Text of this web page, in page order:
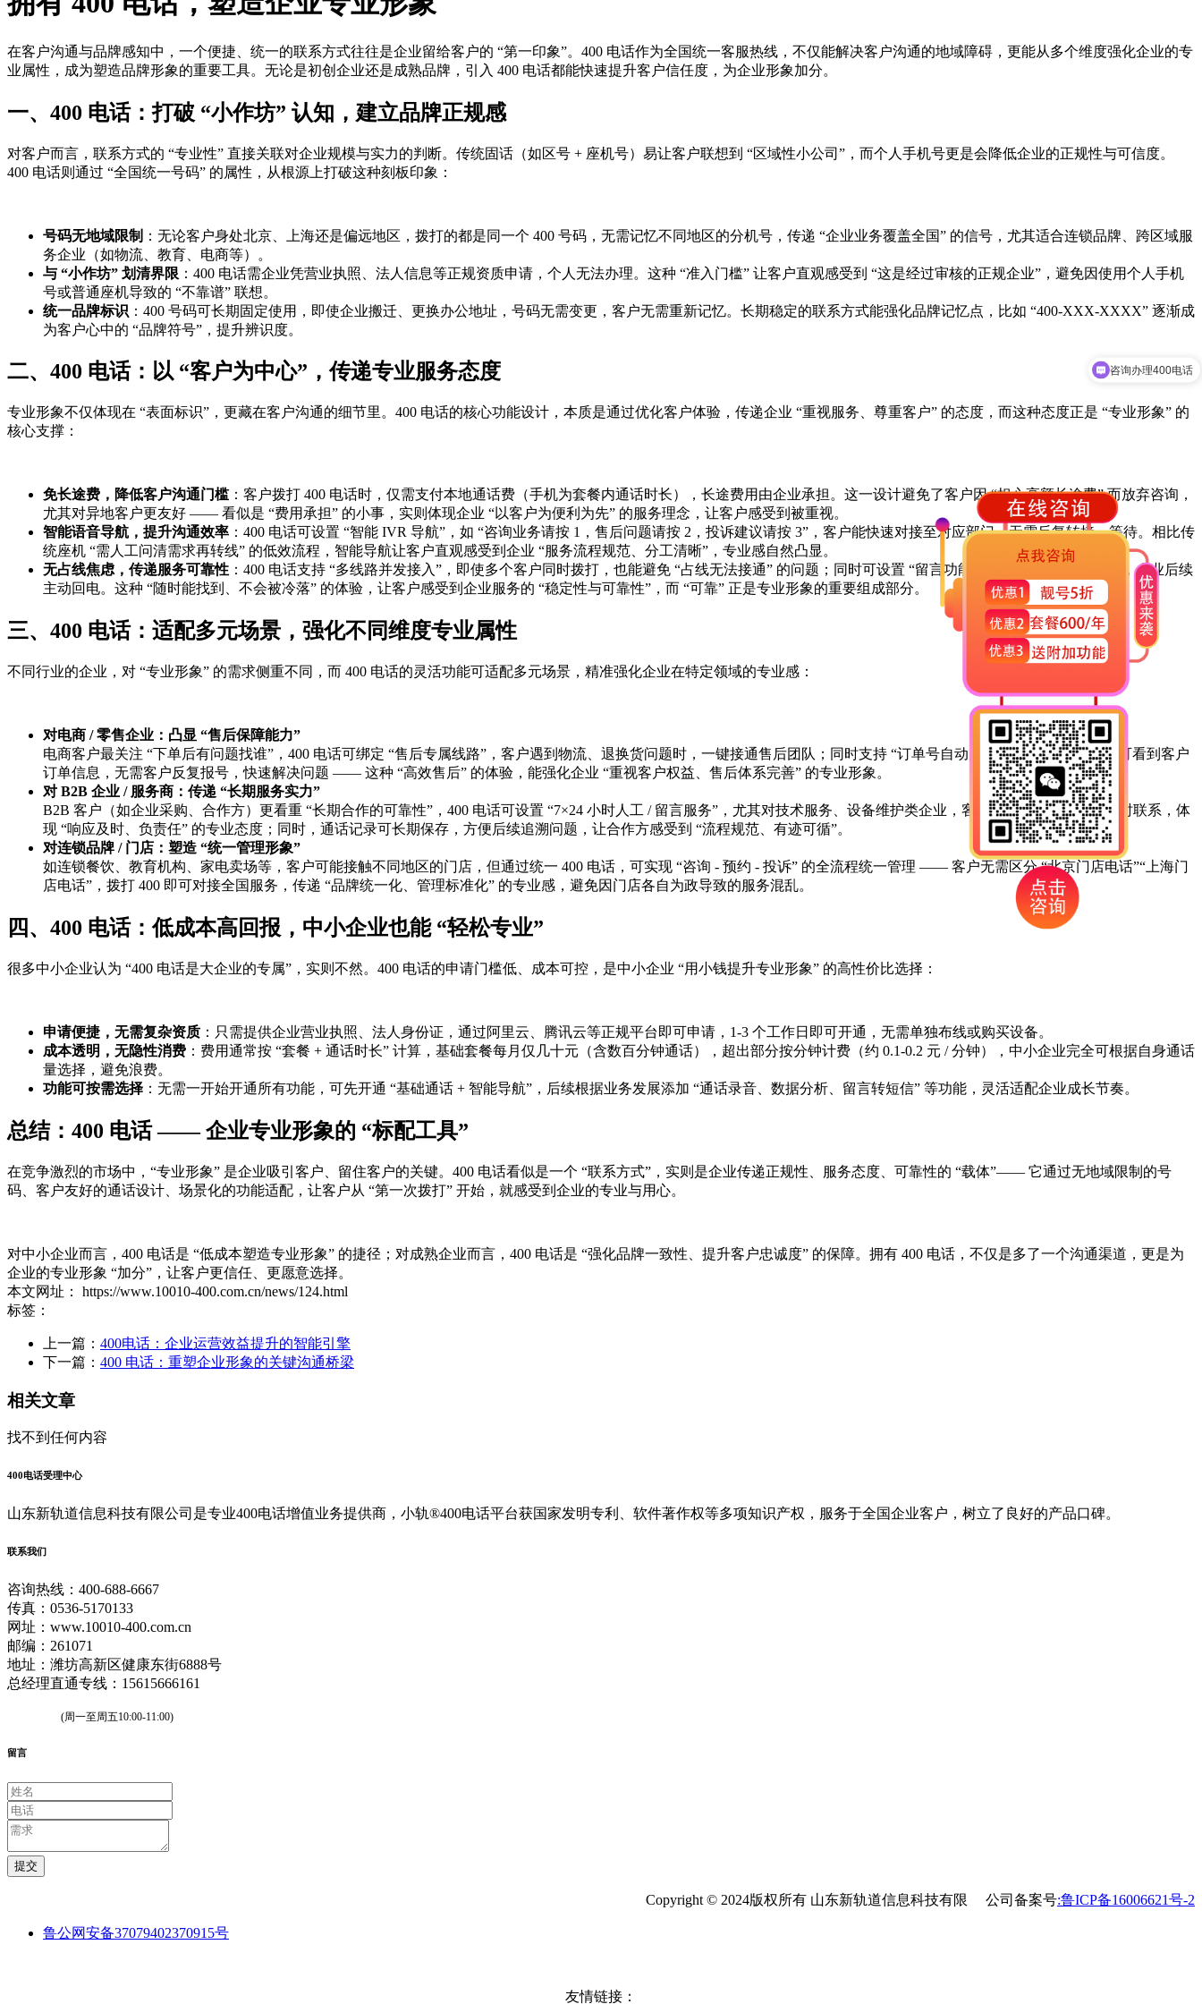
在客户沟通与品牌感知中，一个便捷、统一的联系方式往往是企业留给客户的 “第一印象”。400 电话作为全国统一客服热线，不仅能解决客户沟通的地域障碍，更能从多个维度强化企业的专
业属性，成为塑造品牌形象的重要工具。无论是初创企业还是成熟品牌，引入 400 电话都能快速提升客户信任度，为企业形象加分。
一、400 电话：打破 “小作坊” 认知，建立品牌正规感
对客户而言，联系方式的 “专业性” 直接关联对企业规模与实力的判断。传统固话（如区号 + 座机号）易让客户联想到 “区域性小公司”，而个人手机号更是会降低企业的正规性与可信度。
400 电话则通过 “全国统一号码” 的属性，从根源上打破这种刻板印象：
号码无地域限制 ：无论客户身处北京、上海还是偏远地区，拨打的都是同一个 400 号码，无需记忆不同地区的分机号，传递 “企业业务覆盖全国” 的信号，尤其适合连锁品牌、跨区域服
务企业（如物流、教育、电商等）。
与 “小作坊” 划清界限 ：400 电话需企业凭营业执照、法人信息等正规资质申请，个人无法办理。这种 “准入门槛” 让客户直观感受到 “这是经过审核的正规企业”，避免因使用个人手机
号或普通座机导致的 “不靠谱” 联想。
统一品牌标识 ：400 号码可长期固定使用，即使企业搬迁、更换办公地址，号码无需变更，客户无需重新记忆。长期稳定的联系方式能强化品牌记忆点，比如 “400-XXX-XXXX” 逐渐成
为客户心中的 “品牌符号”，提升辨识度。
二、400 电话：以 “客户为中心”，传递专业服务态度
专业形象不仅体现在 “表面标识”，更藏在客户沟通的细节里。400 电话的核心功能设计，本质是通过优化客户体验，传递企业 “重视服务、尊重客户” 的态度，而这种态度正是 “专业形象” 的
核心支撑：
免长途费，降低客户沟通门槛：客户拨打 400 电话时，仅需支付本地通话费（手机为套餐内通话时长），长途费用由企业承担。这一设计避免了客户因 “担心高额长途费” 而放弃咨询，
尤其对异地客户更友好 —— 看似是 “费用承担” 的小事，实则体现企业 “以客户为便利为先” 的服务理念，让客户感受到被重视。
智能语音导航，提升沟通效率 ：400 电话可设置 “智能 IVR 导航”，如 “咨询业务请按 1，售后问题请按 2，投诉建议请按 3”，客户能快速对接至对应部门，无需反复转接、等待。相比传
统座机 “需人工问清需求再转线” 的低效流程，智能导航让客户直观感受到企业 “服务流程规范、分工清晰”，专业感自然凸显。
无占线焦虑，传递服务可靠性 ：400 电话支持 “多线路并发接入”，即使多个客户同时拨打，也能避免 “占线无法接通” 的问题；同时可设置 “留言功能”，客户未接通时可留言，企业后续
主动回电。这种 “随时能找到、不会被冷落” 的体验，让客户感受到企业服务的 “稳定性与可靠性”，而 “可靠” 正是专业形象的重要组成部分。
三、400 电话：适配多元场景，强化不同维度专业属性
不同行业的企业，对 “专业形象” 的需求侧重不同，而 400 电话的灵活功能可适配多元场景，精准强化企业在特定领域的专业感：
对电商 / 零售企业：凸显 “售后保障能力”
电商客户最关注 “下单后有问题找谁”，400 电话可绑定 “售后专属线路”，客户遇到物流、退换货问题时，一键接通售后团队；同时支持 “订单号自动关联”，客服接起电话即可看到客户
订单信息，无需客户反复报号，快速解决问题 —— 这种 “高效售后” 的体验，能强化企业 “重视客户权益、售后体系完善” 的专业形象。
对 B2B 企业 / 服务商：传递 “长期服务实力”
B2B 客户（如企业采购、合作方）更看重 “长期合作的可靠性”，400 电话可设置 “7×24 小时人工 / 留言服务”，尤其对技术服务、设备维护类企业，客户遇到紧急问题时能随时联系，体
现 “响应及时、负责任” 的专业态度；同时，通话记录可长期保存，方便后续追溯问题，让合作方感受到 “流程规范、有迹可循”。
对连锁品牌 / 门店：塑造 “统一管理形象”
如连锁餐饮、教育机构、家电卖场等，客户可能接触不同地区的门店，但通过统一 400 电话，可实现 “咨询 - 预约 - 投诉” 的全流程统一管理 —— 客户无需区分 “北京门店电话”“上海门
店电话”，拨打 400 即可对接全国服务，传递 “品牌统一化、管理标准化” 的专业感，避免因门店各自为政导致的服务混乱。
四、400 电话：低成本高回报，中小企业也能 “轻松专业”
很多中小企业认为 “400 电话是大企业的专属”，实则不然。400 电话的申请门槛低、成本可控，是中小企业 “用小钱提升专业形象” 的高性价比选择：
申请便捷，无需复杂资质 ：只需提供企业营业执照、法人身份证，通过阿里云、腾讯云等正规平台即可申请，1-3 个工作日即可开通，无需单独布线或购买设备。
成本透明，无隐性消费 ：费用通常按 “套餐 + 通话时长” 计算，基础套餐每月仅几十元（含数百分钟通话），超出部分按分钟计费（约 0.1-0.2 元 / 分钟），中小企业完全可根据自身通话
量选择，避免浪费。
功能可按需选择 ：无需一开始开通所有功能，可先开通 “基础通话 + 智能导航”，后续根据业务发展添加 “通话录音、数据分析、留言转短信” 等功能，灵活适配企业成长节奏。
总结：400 电话 —— 企业专业形象的 “标配工具”
在竞争激烈的市场中，“专业形象” 是企业吸引客户、留住客户的关键。400 电话看似是一个 “联系方式”，实则是企业传递正规性、服务态度、可靠性的 “载体”—— 它通过无地域限制的号
码、客户友好的通话设计、场景化的功能适配，让客户从 “第一次拨打” 开始，就感受到企业的专业与用心。
对中小企业而言，400 电话是 “低成本塑造专业形象” 的捷径；对成熟企业而言，400 电话是 “强化品牌一致性、提升客户忠诚度” 的保障。拥有 400 电话，不仅是多了一个沟通渠道，更是为
企业的专业形象 “加分”，让客户更信任、更愿意选择。
本文网址： https://www.10010-400.com.cn/news/124.html
标签：
上一篇： 400电话：企业运营效益提升的智能引擎
下一篇： 400 电话：重塑企业形象的关键沟通桥梁
相关文章
找不到任何内容
400电话受理中心
山东新轨道信息科技有限公司是专业400电话增值业务提供商，小轨®400电话平台获国家发明专利、软件著作权等多项知识产权，服务于全国企业客户，树立了良好的产品口碑。
联系我们
咨询热线：400-688-6667
传真：0536-5170133
网址：www.10010-400.com.cn
邮编：261071
地址：潍坊高新区健康东街6888号
总经理直通专线：15615666161
(周一至周五10:00-11:00)
留言
提交
Copyright © 2024版权所有 山东新轨道信息科技有限 公司备案号:鲁ICP备16006621号-2
鲁公网安备37079402370915号
友情链接：
咨询办理400电话